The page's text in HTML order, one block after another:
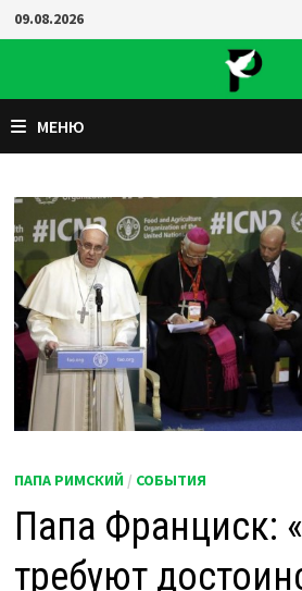
Перейти
к
09.08.2026
МЕНЮ
ПАПА РИМСКИЙ / СОБЫТИЯ
Папа Франциск:
требуют